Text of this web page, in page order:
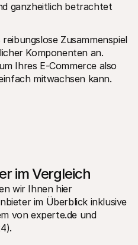
ganzheitlich betrachtet
Zusammenspiel
Komponenten an.
Ihres E-Commerce also
mitwachsen kann.
im Vergleich
wir Ihnen hier
im Überblick inklusive
von experte.de und